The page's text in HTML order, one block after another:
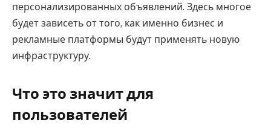
персонализированных объявлений. Здесь многое
будет зависеть от того, как именно бизнес и
рекламные платформы будут применять новую
инфраструктуру.
Что это значит для
пользователей